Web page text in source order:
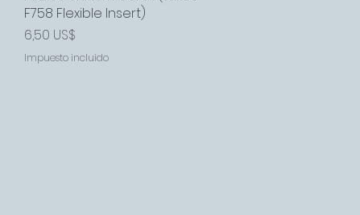
F758 Flexible Insert)
Precio
6,50 US$
Impuesto incluido